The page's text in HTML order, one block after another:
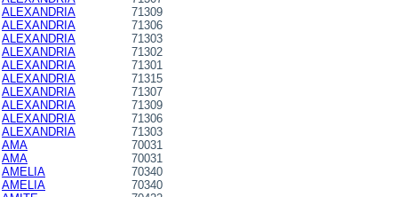
ALEXANDRIA
71309
ALEXANDRIA
71306
ALEXANDRIA
71303
ALEXANDRIA
71302
ALEXANDRIA
71301
ALEXANDRIA
71315
ALEXANDRIA
71307
ALEXANDRIA
71309
ALEXANDRIA
71306
ALEXANDRIA
71303
AMA
70031
AMA
70031
AMELIA
70340
AMELIA
70340